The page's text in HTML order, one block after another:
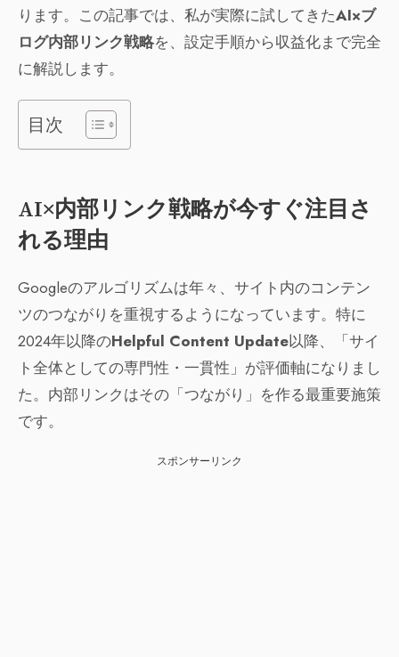
ります。この記事では、私が実際に試してきたAI×ブ
ログ内部リンク戦略を、設定手順から収益化まで完全
に解説します。
目次
AI×内部リンク戦略が今すぐ注目さ
れる理由
Googleのアルゴリズムは年々、サイト内のコンテン
ツのつながりを重視するようになっています。特に
2024年以降のHelpful Content Update以降、「サイ
ト全体としての専門性・一貫性」が評価軸になりまし
た。内部リンクはその「つながり」を作る最重要施策
です。
スポンサーリンク